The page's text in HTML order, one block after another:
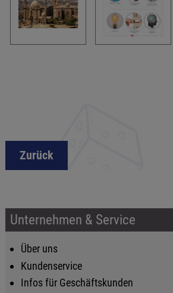
Zurück
Unternehmen & Service
Über uns
Kundenservice
Infos für Geschäftskunden